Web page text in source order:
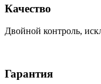
Качество
Двойной контроль,
Гарантия